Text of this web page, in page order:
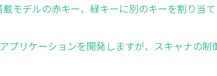
モデルの赤キー、緑キーに別のキーを割り当て
プリケーションを開発しますが、スキャナの制